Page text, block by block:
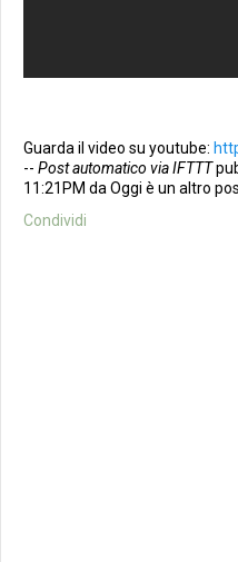
Guarda il video su youtube:
-- Post automatico via IFTTT
11:21PM da Oggi è un altro
Condividi